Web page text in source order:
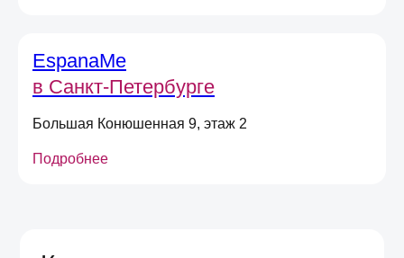
EspanaMe
в Санкт-Петербурге
Большая Конюшенная 9, этаж 2
Подробнее
Отправить